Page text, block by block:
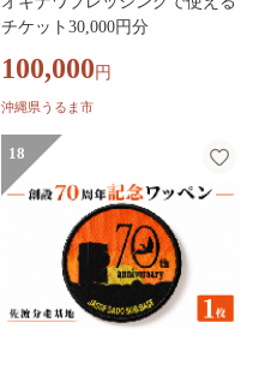
チケット30,000円分
100,000 円
沖縄県うるま市
18